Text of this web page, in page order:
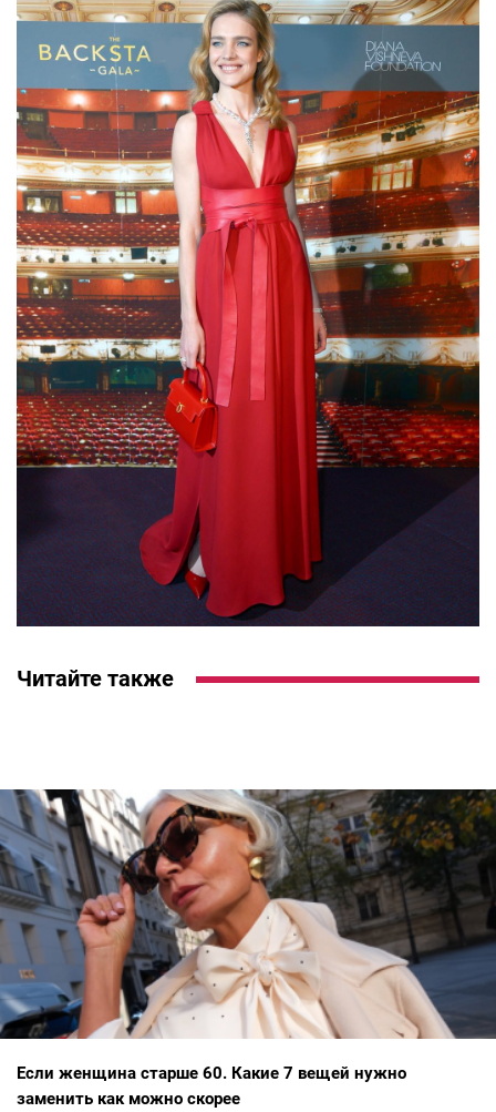
Читайте также
Если женщина старше 60. Какие 7 вещей нужно
заменить как можно скорее